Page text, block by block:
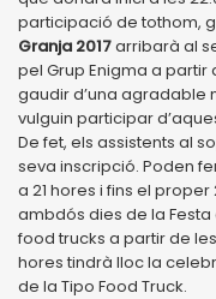
participació de tothom,
Granja 2017arribarà al
pel Grup Enigma a
gaudir d’una agradable
vulguin participar
De fet, els assistents al
seva inscripció. Poden
a 21 hores i fins el
ambdós dies de la
food trucks a partir de
hores tindrà lloc la
de la Tipo Food Truck.